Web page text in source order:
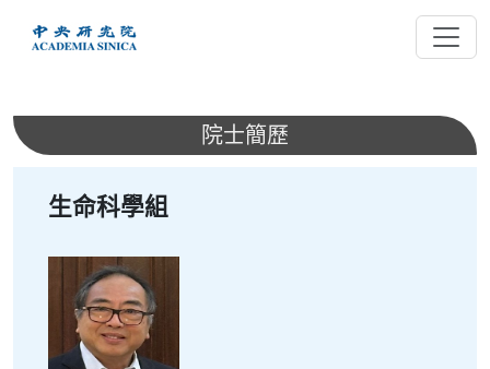
內
院士簡歷
生命科學組